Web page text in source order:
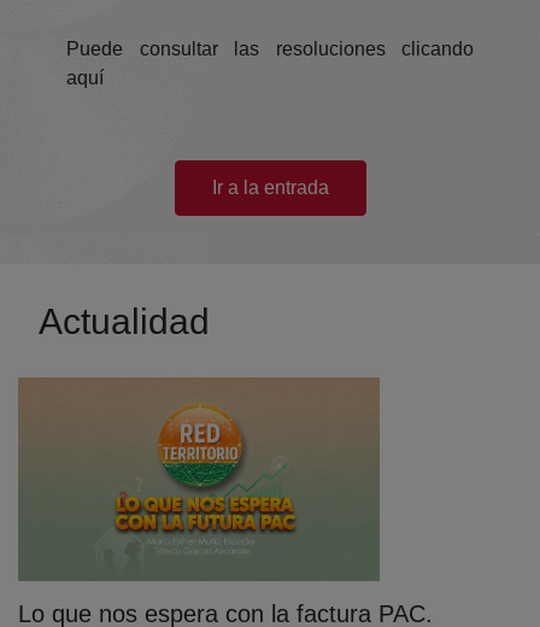
Puede consultar las resoluciones clicando
aquí
(abre en nueva ventana)
Ir a la entrada
Actualidad
Lo que nos espera con la factura PAC.